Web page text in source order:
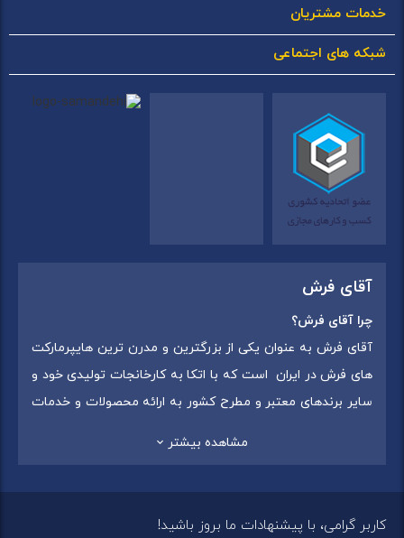
خدمات مشتریان
شبکه های اجتماعی
آقای فرش
چرا آقای فرش؟
آقای فرش به عنوان یکی از بزرگترین و مدرن ترین هایپرمارکت
های فرش در ایران است که با اتکا به کارخانجات تولیدی خود و
سایر برندهای معتبر و مطرح کشور به ارائه محصولات و خدمات
مشاهده بیشتر
کاربر گرامی، با پیشنهادات ما بروز باشید!